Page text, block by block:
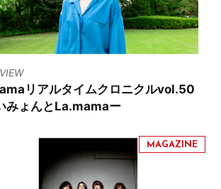
リアルタイムクロニクルvol.50
みょんとLa.mamaー